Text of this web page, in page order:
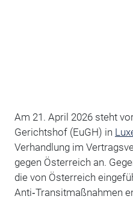
Am 21. April 2026 steht
Gerichtshof (EuGH) in
Verhandlung im
gegen Österreich an.
die von Österreich
Anti‑Transitmaßnahmen